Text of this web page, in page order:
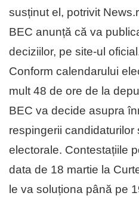
susținut el, potrivit
BEC anunță că va
deciziilor, pe site-ul
Conform calendarului
mult 48 de ore de la
BEC va decide asupra
respingerii candidaturilor
electorale. Contestațiile
data de 18 martie la
le va soluționa până pe